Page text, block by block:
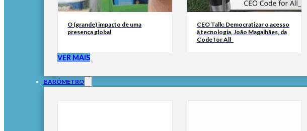
O (grande) impacto de uma
presença global
CEO Talk: Democratizar o acesso
à tecnologia, João Magalhães, da
Code for All_
VER MAIS
BARÓMETRO